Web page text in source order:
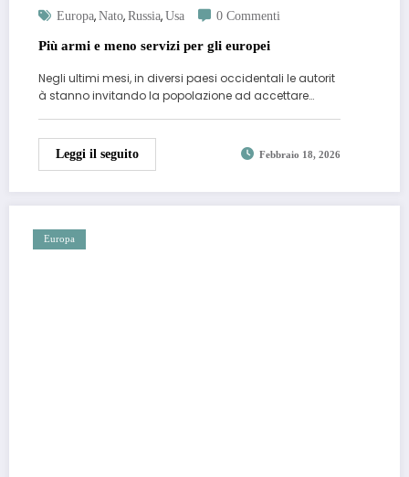
Europa, Nato, Russia, Usa 0 Commenti
Più armi e meno servizi per gli europei
Negli ultimi mesi, in diversi paesi occidentali le autorit
à stanno invitando la popolazione ad accettare…
Leggi il seguito Febbraio 18, 2026
Europa